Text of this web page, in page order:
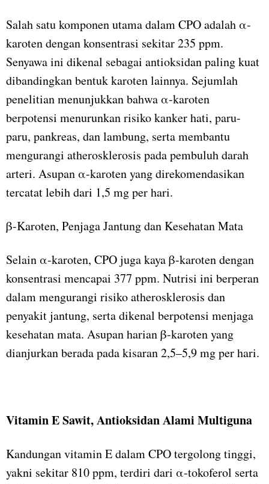
Salah satu komponen utama dalam CPO adalah α-
karoten dengan konsentrasi sekitar 235 ppm.
Senyawa ini dikenal sebagai antioksidan paling kuat
dibandingkan bentuk karoten lainnya. Sejumlah
penelitian menunjukkan bahwa α-karoten
berpotensi menurunkan risiko kanker hati, paru-
paru, pankreas, dan lambung, serta membantu
mengurangi atherosklerosis pada pembuluh darah
arteri. Asupan α-karoten yang direkomendasikan
tercatat lebih dari 1,5 mg per hari.
β-Karoten, Penjaga Jantung dan Kesehatan Mata
Selain α-karoten, CPO juga kaya β-karoten dengan
konsentrasi mencapai 377 ppm. Nutrisi ini berperan
dalam mengurangi risiko atherosklerosis dan
penyakit jantung, serta dikenal berpotensi menjaga
kesehatan mata. Asupan harian β-karoten yang
dianjurkan berada pada kisaran 2,5–5,9 mg per hari.
Vitamin E Sawit, Antioksidan Alami Multiguna
Kandungan vitamin E dalam CPO tergolong tinggi,
yakni sekitar 810 ppm, terdiri dari α-tokoferol serta